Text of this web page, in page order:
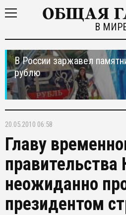
В
В России заржавел
рублю
20.05.2010 06:58
Главу
правительства
неожиданно
президентом